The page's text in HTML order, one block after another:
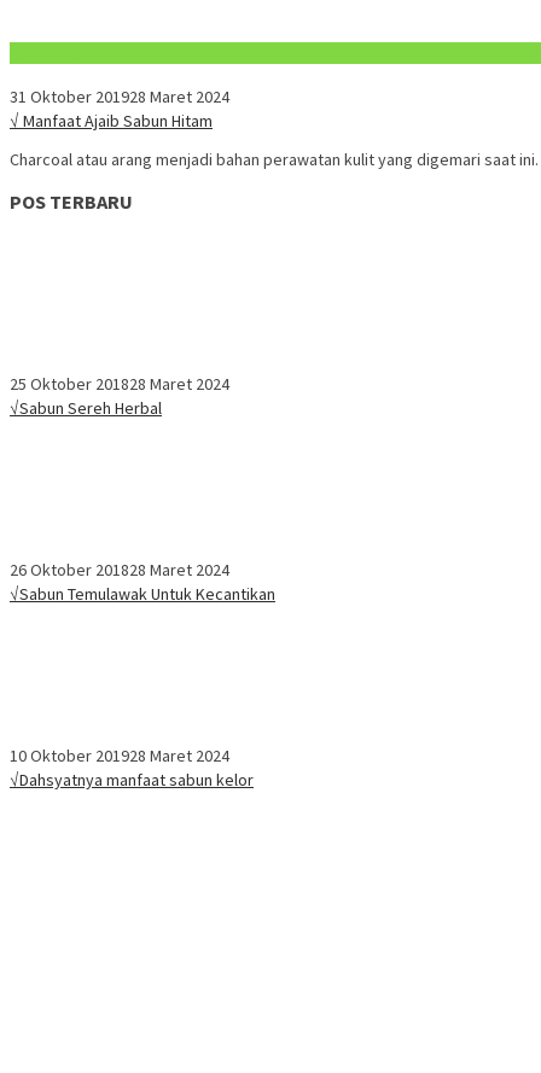
31 Oktober 201928 Maret 2024
√ Manfaat Ajaib Sabun Hitam
Charcoal atau arang menjadi bahan perawatan kulit yang digemari saat
POS TERBARU
25 Oktober 201828 Maret 2024
√Sabun Sereh Herbal
26 Oktober 201828 Maret 2024
√Sabun Temulawak Untuk Kecantikan
10 Oktober 201928 Maret 2024
√Dahsyatnya manfaat sabun kelor